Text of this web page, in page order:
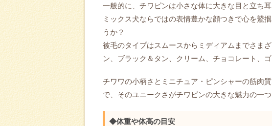
一般的に、チワピンは小さな体に大きな目と立ち
ミックス犬ならではの表情豊かな顔つきで心を鷲
うか？
被毛のタイプはスムースからミディアムまでさま
ン、ブラック＆タン、クリーム、チョコレート、
チワワの小柄さとミニチュア・ピンシャーの筋肉
で、そのユニークさがチワピンの大きな魅力の一つ
◆体重や体高の目安